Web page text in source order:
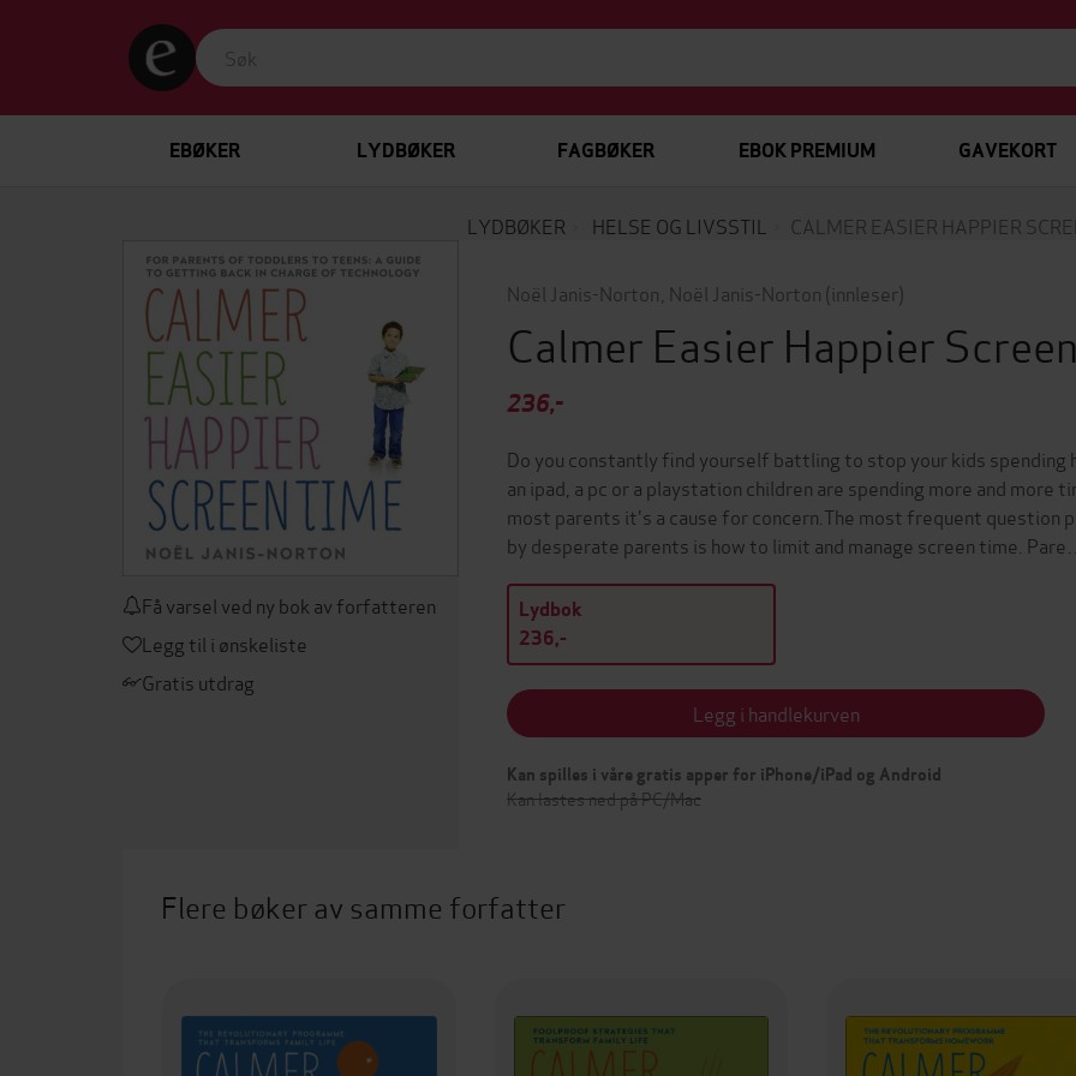
EBØKER LYDBØKER FAGBØKER EBOK PREMIUM GAVEKORT
LYDBØKER HELSE OG LIVSSTIL CALMER EASIER HAPPIER
Få varsel ved ny bok av forfatteren
Legg til i ønskeliste
Gratis utdrag
Noël Janis-Norton Noël Janis-Norton (innleser)
Calmer Easier Happier
236,-
Do you constantly find yourself battling to stop your kids
an ipad, a pc or a playstation children are spending more and more
most parents it's a cause for concern.The most frequent question
by desperate parents is how to limit and manage screen time.
Lydbok
236,-
Legg i handlekurven
Kan spilles i våre gratis apper for iPhone/iPad og Android
Kan lastes ned på PC/Mac
Flere bøker av samme forfatter